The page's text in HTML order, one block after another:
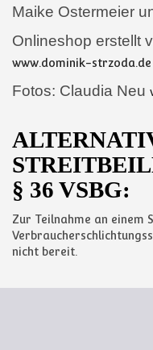
Maike Ostermeier
Onlineshop erstellt
www.dominik-strzoda.de
Fotos: Claudia Neu
36 VSBG:
Zur Teilnahme an
nicht bereit.